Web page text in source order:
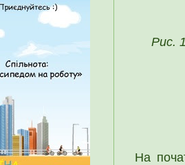
Рис.
На